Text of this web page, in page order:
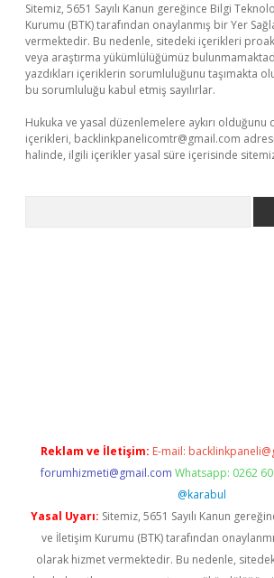
Sitemiz, 5651 Sayılı Kanun gereğince Bilgi
Kurumu (BTK) tarafından onaylanmış bir Yer
vermektedir. Bu nedenle, sitedeki içerikleri
veya araştırma yükümlülüğümüz
yazdıkları içeriklerin sorumluluğunu taşımakta
bu sorumluluğu kabul etmiş sayılırlar.
Hukuka ve yasal düzenlemelere aykırı olduğunu
içerikleri, backlinkpanelicomtr@gmail.com
halinde, ilgili içerikler yasal süre içerisinde
Reklam ve İletişim: E-mail:
forumhizmeti@gmail.com Whatsapp: 0262
@karabul
Yasal Uyarı: Sitemiz, 5651 Sayılı Kanun
ve İletişim Kurumu (BTK) tarafından
olarak hizmet vermektedir. Bu nedenle,